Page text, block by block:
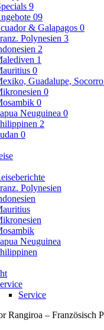
9
09
& Galapagos 0
Polynesien 3
2
1
0
Guadalupe, Socorro
0
0
Neuguinea 0
2
0
Polynesien
Neuguinea
Service